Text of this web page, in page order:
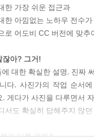
한 가장 쉬운 접근과
한 아낌없는 노하우 전수
로 어도비 CC 버전에 맞추
잖아? 그거!
대한 확실한 설명. 진짜
다. 사진가의 작업 순서
. 게다가 사진을 다루면서
서도 확실히 답해주지 않
가 다른 걸까?